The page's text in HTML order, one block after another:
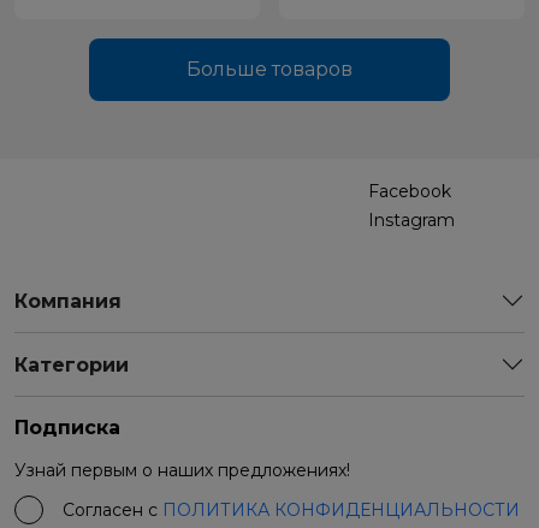
Больше товаров
Facebook
Instagram
Компания
Категории
Подписка
Узнай первым о наших предложениях!
Согласен с ПОЛИТИКА КОНФИДЕНЦИАЛЬНОСТИ